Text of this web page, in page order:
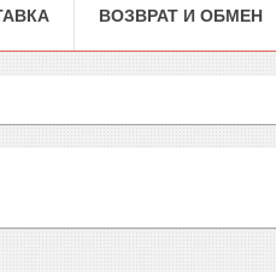
ВОЗВРАТ И ОБМЕН